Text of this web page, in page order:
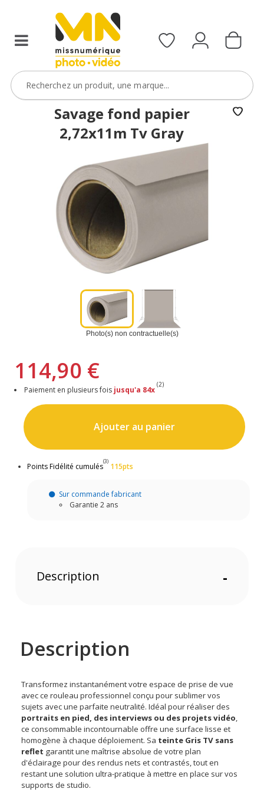
Savage fond papier
2,72x11m Tv Gray
Photo(s) non contractuelle(s)
114,90 €
Paiement en plusieurs fois jusqu'a 84x
(2)
Ajouter au panier
Points Fidélité cumulés
(3)
115pts
Sur commande fabricant
Garantie 2 ans
Description -
Description
Transformez instantanément votre espace de prise de vue
avec ce rouleau professionnel conçu pour sublimer vos
sujets avec une parfaite neutralité. Idéal pour réaliser des
portraits en pied, des interviews ou des projets vidéo,
ce consommable incontournable offre une surface lisse et
homogène à chaque déploiement. Sa teinte Gris TV sans
reflet garantit une maîtrise absolue de votre plan
d'éclairage pour des rendus nets et contrastés, tout en
restant une solution ultra-pratique à mettre en place sur vos
supports de studio.